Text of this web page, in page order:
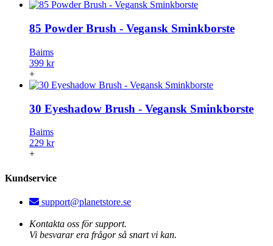
85 Powder Brush - Vegansk Sminkborste
Baims
399 kr
+
30 Eyeshadow Brush - Vegansk Sminkborste
Baims
229 kr
+
Kundservice
support@planetstore.se
Kontakta oss för support.
Vi besvarar era frågor så snart vi kan.